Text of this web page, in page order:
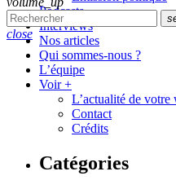
close
Podcasts
Interviews
Nos articles
Qui sommes-nous ?
L’équipe
Voir +
L’actualité de votre
Contact
Crédits
Catégories